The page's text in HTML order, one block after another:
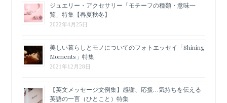
ジュエリー・アクセサリー「モチーフの種類・意味一
覧」特集【春夏秋冬】
2022年4月25日
美しい暮らしとモノについてのフォトエッセイ「Shining
Moments」特集
2021年12月28日
【英文メッセージ文例集】感謝、応援…気持ちを伝える
英語の一言（ひとこと）特集